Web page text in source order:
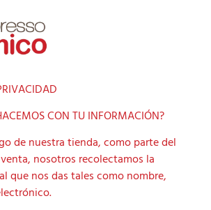
CON TU INFORMACIÓN?
de nuestra tienda, como parte del
nosotros recolectamos la
que nos das tales como nombre,